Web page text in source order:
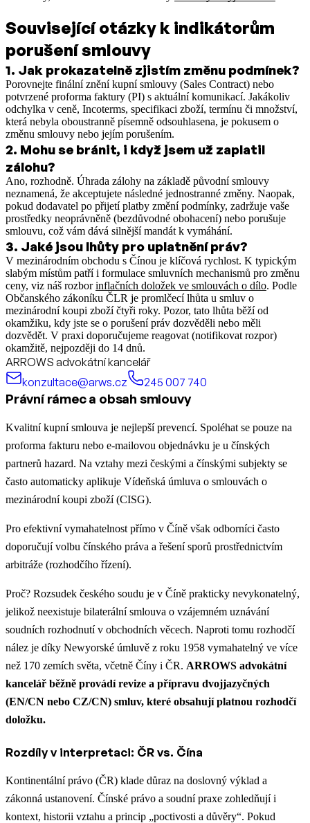
Související otázky k indikátorům
porušení smlouvy
1. Jak prokazatelně zjistím změnu podmínek?
Porovnejte finální znění kupní smlouvy (Sales Contract) nebo
potvrzené proforma faktury (PI) s aktuální komunikací. Jakákoliv
odchylka v ceně, Incoterms, specifikaci zboží, termínu či množství,
která nebyla oboustranně písemně odsouhlasena, je pokusem o
změnu smlouvy nebo jejím porušením.
2. Mohu se bránit, i když jsem už zaplatil
zálohu?
Ano, rozhodně. Úhrada zálohy na základě původní smlouvy
neznamená, že akceptujete následné jednostranné změny. Naopak,
pokud dodavatel po přijetí platby změní podmínky, zadržuje vaše
prostředky neoprávněně (bezdůvodné obohacení) nebo porušuje
smlouvu, což vám dává silnější mandát k vymáhání.
3. Jaké jsou lhůty pro uplatnění práv?
V mezinárodním obchodu s Čínou je klíčová rychlost. K typickým
slabým místům patří i formulace smluvních mechanismů pro změnu
ceny, viz náš rozborinflačních doložek ve smlouvách o dílo. Podle
Občanského zákoníku ČLR je promlčecí lhůta u smluv o
mezinárodní koupi zboží čtyři roky. Pozor, tato lhůta běží od
okamžiku, kdy jste se o porušení práv dozvěděli nebo měli
dozvědět. V praxi doporučujeme reagovat (notifikovat rozpor)
okamžitě, nejpozději do 14 dnů.
ARROWS advokátní kancelář
konzultace@arws.cz
245 007 740
Právní rámec a obsah smlouvy
Kvalitní kupní smlouva je nejlepší prevencí. Spoléhat se pouze na
proforma fakturu nebo e-mailovou objednávku je u čínských
partnerů hazard. Na vztahy mezi českými a čínskými subjekty se
často automaticky aplikuje Vídeňská úmluva o smlouvách o
mezinárodní koupi zboží (CISG).
Pro efektivní vymahatelnost přímo v Číně však odborníci často
doporučují volbu čínského práva a řešení sporů prostřednictvím
arbitráže (rozhodčího řízení).
Proč? Rozsudek českého soudu je v Číně prakticky nevykonatelný,
jelikož neexistuje bilaterální smlouva o vzájemném uznávání
soudních rozhodnutí v obchodních věcech. Naproti tomu rozhodčí
nález je díky Newyorské úmluvě z roku 1958 vymahatelný ve více
než 170 zemích světa, včetně Číny i ČR. ARROWS advokátní
kancelář běžně provádí revize a přípravu dvojjazyčných
(EN/CN nebo CZ/CN) smluv, které obsahují platnou rozhodčí
doložku.
Rozdíly v interpretaci: ČR vs. Čína
Kontinentální právo (ČR) klade důraz na doslovný výklad a
zákonná ustanovení. Čínské právo a soudní praxe zohledňují i
kontext, historii vztahu a princip „poctivosti a důvěry“. Pokud